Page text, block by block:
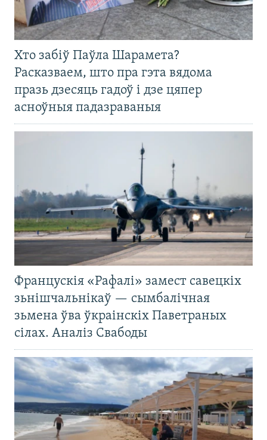
Хто забіў Паўла Шарамета?
Расказваем, што пра гэта вядома
празь дзесяць гадоў і дзе цяпер
асноўныя падазраваныя
Францускія «Рафалі» замест савецкіх
зьнішчальнікаў — сымбалічная
зьмена ўва ўкраінскіх Паветраных
сілах. Аналіз Свабоды